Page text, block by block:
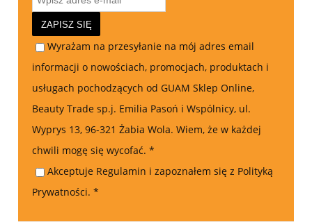
ZAPISZ SIĘ
Wyrażam na przesyłanie na mój adres email
informacji o nowościach, promocjach, produktach i
usługach pochodzących od GUAM Sklep Online,
Beauty Trade sp.j. Emilia Pasoń i Wspólnicy, ul.
Wyprys 13, 96-321 Żabia Wola. Wiem, że w każdej
chwili mogę się wycofać. *
Akceptuje Regulamin i zapoznałem się z Polityką
Prywatności. *